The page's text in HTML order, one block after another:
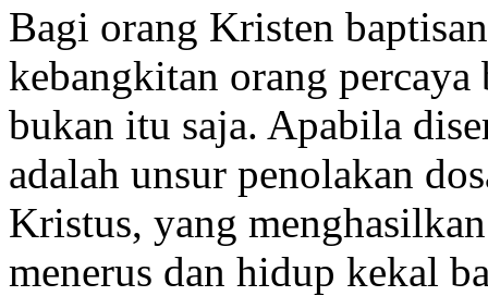
Bagi orang Kristen
kebangkitan orang
bukan itu saja. Apabila
adalah unsur penolakan
Kristus, yang
menerus dan hidup kekal